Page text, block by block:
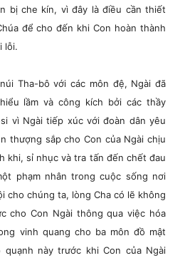
bị che kín, vì đây là điều cần thiết
để cho đến khi Con hoàn thành
lỗi.
Tha-bô với các môn đệ, Ngài đã
lầm và công kích bởi các thầy
vì Ngài tiếp xúc với đoàn dân yêu
thượng sắp cho Con của Ngài chịu
khi, sỉ nhục và tra tấn đến chết đau
phạm nhân trong cuộc sống nơi
cho chúng ta, lòng Cha có lẽ không
cho Con Ngài thông qua việc hóa
vinh quang cho ba môn đồ mật
này trước khi Con của Ngài